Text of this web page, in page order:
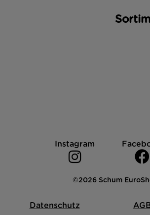
Instagram
©2026 Schum
Datenschutz